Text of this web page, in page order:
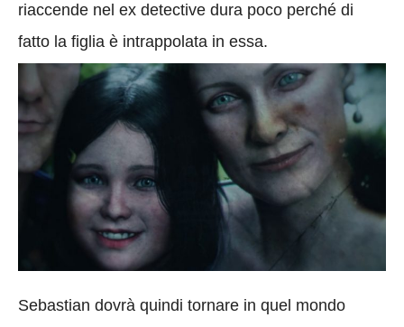
riaccende nel ex detective dura poco perché di
fatto la figlia è intrappolata in essa.
Sebastian dovrà quindi tornare in quel mondo